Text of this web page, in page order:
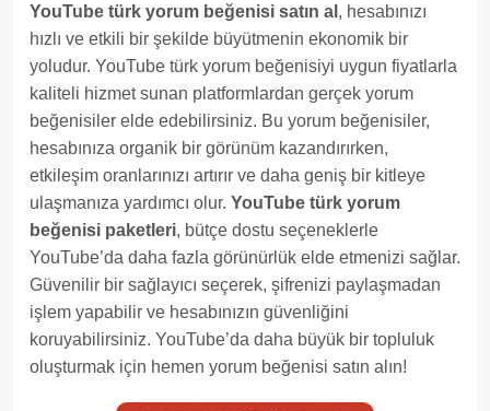
YouTube türk yorum beğenisi satın al , hesabınızı
hızlı ve etkili bir şekilde büyütmenin ekonomik bir
yoludur. YouTube türk yorum beğenisiyi uygun fiyatlarla
kaliteli hizmet sunan platformlardan gerçek yorum
beğenisiler elde edebilirsiniz. Bu yorum beğenisiler,
hesabınıza organik bir görünüm kazandırırken,
etkileşim oranlarınızı artırır ve daha geniş bir kitleye
ulaşmanıza yardımcı olur. YouTube türk yorum
beğenisi paketleri, bütçe dostu seçeneklerle
YouTube’da daha fazla görünürlük elde etmenizi sağlar.
Güvenilir bir sağlayıcı seçerek, şifrenizi paylaşmadan
işlem yapabilir ve hesabınızın güvenliğini
koruyabilirsiniz. YouTube’da daha büyük bir topluluk
oluşturmak için hemen yorum beğenisi satın alın!